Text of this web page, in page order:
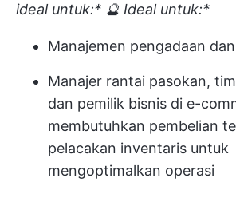
ideal untuk:* 🔮 Ideal untuk:*
Manajemen pengadaan
Manajer rantai pasokan,
dan pemilik bisnis di e-
membutuhkan pembelian
pelacakan inventaris untuk
mengoptimalkan operasi